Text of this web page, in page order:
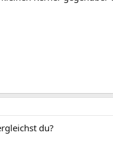
du?